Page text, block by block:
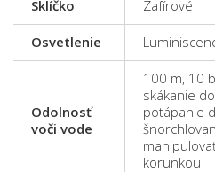
Sklíčko Zafírové
Osvetlenie
Odolnosť
voči vode
100 m, 10
skákanie
potápanie
korunkou